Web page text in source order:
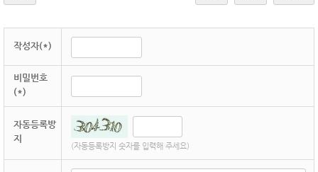
작성자(*)
비밀번호
(*)
자동등록방
지
(자동등록방지 숫자를 입력해 주세요)